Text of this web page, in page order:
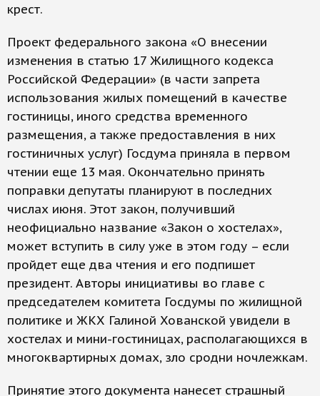
крест.
Проект федерального закона «О внесении
изменения в статью 17 Жилищного кодекса
Российской Федерации» (в части запрета
использования жилых помещений в качестве
гостиницы, иного средства временного
размещения, а также предоставления в них
гостиничных услуг) Госдума приняла в первом
чтении еще 13 мая. Окончательно принять
поправки депутаты планируют в последних
числах июня. Этот закон, получивший
неофициально название «Закон о хостелах»,
может вступить в силу уже в этом году – если
пройдет еще два чтения и его подпишет
президент. Авторы инициативы во главе с
председателем комитета Госдумы по жилищной
политике и ЖКХ Галиной Хованской увидели в
хостелах и мини-гостиницах, располагающихся в
многоквартирных домах, зло сродни ночлежкам.
Принятие этого документа нанесет страшный